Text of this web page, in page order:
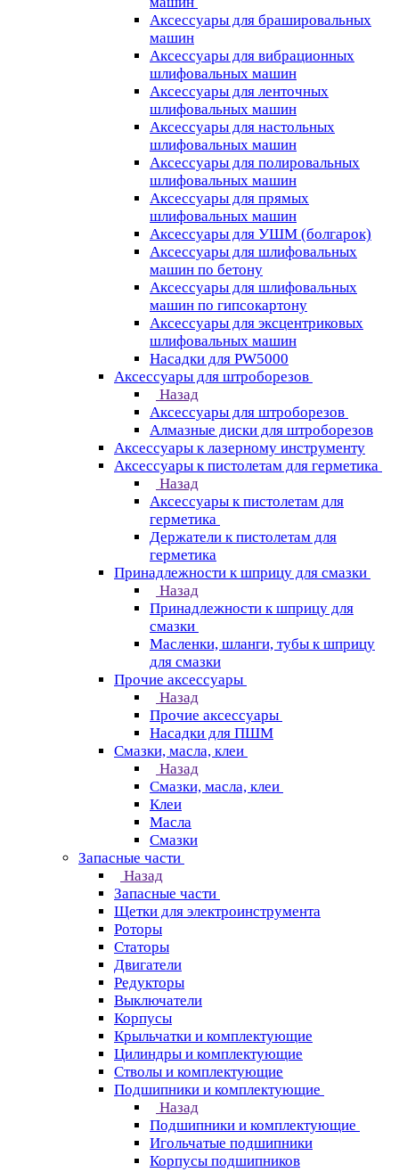
Аксессуары для брашировальных
машин
Аксессуары для вибрационных
шлифовальных машин
Аксессуары для ленточных
шлифовальных машин
Аксессуары для настольных
шлифовальных машин
Аксессуары для полировальных
шлифовальных машин
Аксессуары для прямых
шлифовальных машин
Аксессуары для УШМ (болгарок)
Аксессуары для шлифовальных
машин по бетону
Аксессуары для шлифовальных
машин по гипсокартону
Аксессуары для эксцентриковых
шлифовальных машин
Насадки для PW5000
Аксессуары для штроборезов
Назад
Аксессуары для штроборезов
Алмазные диски для штроборезов
Аксессуары к лазерному инструменту
Аксессуары к пистолетам для герметика
Назад
Аксессуары к пистолетам для
герметика
Держатели к пистолетам для
герметика
Принадлежности к шприцу для смазки
Назад
Принадлежности к шприцу для
смазки
Масленки, шланги, тубы к шприцу
для смазки
Прочие аксессуары
Назад
Прочие аксессуары
Насадки для ПШМ
Смазки, масла, клеи
Назад
Смазки, масла, клеи
Клеи
Масла
Смазки
Запасные части
Назад
Запасные части
Щетки для электроинструмента
Роторы
Статоры
Двигатели
Редукторы
Выключатели
Корпусы
Крыльчатки и комплектующие
Цилиндры и комплектующие
Стволы и комплектующие
Подшипники и комплектующие
Назад
Подшипники и комплектующие
Игольчатые подшипники
Корпусы подшипников